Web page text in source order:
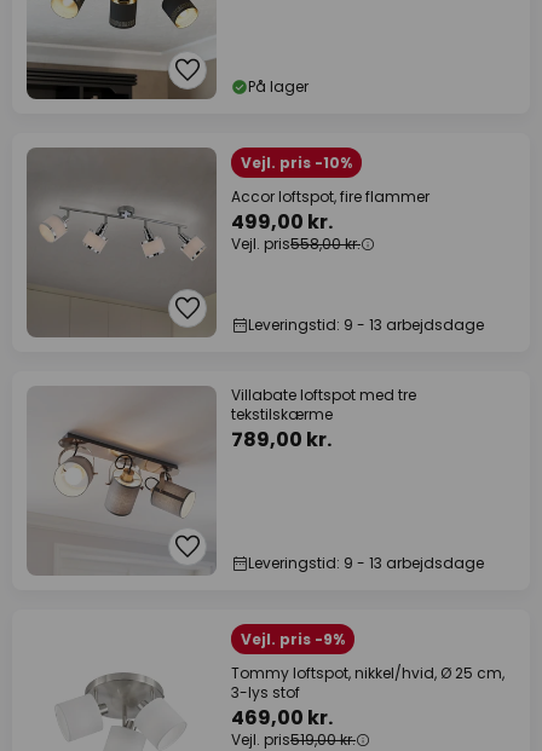
På lager
Vejl. pris -10%
Accor loftspot, fire flammer
499,00 kr.
Vejl. pris558,00 kr.
Leveringstid: 9 - 13 arbejdsdage
Villabate loftspot med tre
tekstilskærme
789,00 kr.
Leveringstid: 9 - 13 arbejdsdage
Vejl. pris -9%
Tommy loftspot, nikkel/hvid, Ø 25 cm,
3-lys stof
469,00 kr.
Vejl. pris519,00 kr.